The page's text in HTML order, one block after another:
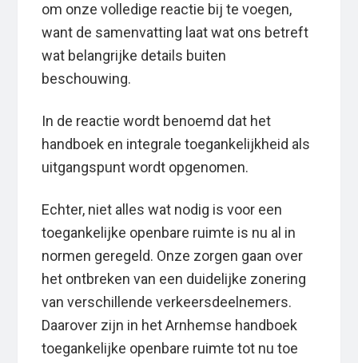
om onze volledige reactie bij te voegen,
want de samenvatting laat wat ons betreft
wat belangrijke details buiten
beschouwing.
In de reactie wordt benoemd dat het
handboek en integrale toegankelijkheid als
uitgangspunt wordt opgenomen.
Echter, niet alles wat nodig is voor een
toegankelijke openbare ruimte is nu al in
normen geregeld. Onze zorgen gaan over
het ontbreken van een duidelijke zonering
van verschillende verkeersdeelnemers.
Daarover zijn in het Arnhemse handboek
toegankelijke openbare ruimte tot nu toe